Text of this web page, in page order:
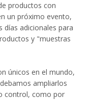
productos con
un próximo evento,
días adicionales para
y "muestras
únicos en el mundo,
ampliarlos
control, como por